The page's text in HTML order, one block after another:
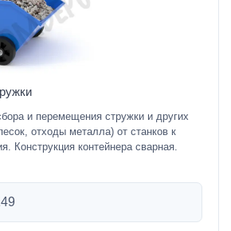
и перемещения стружки и других
отходы металла) от станков к
Конструкция контейнера сварная.